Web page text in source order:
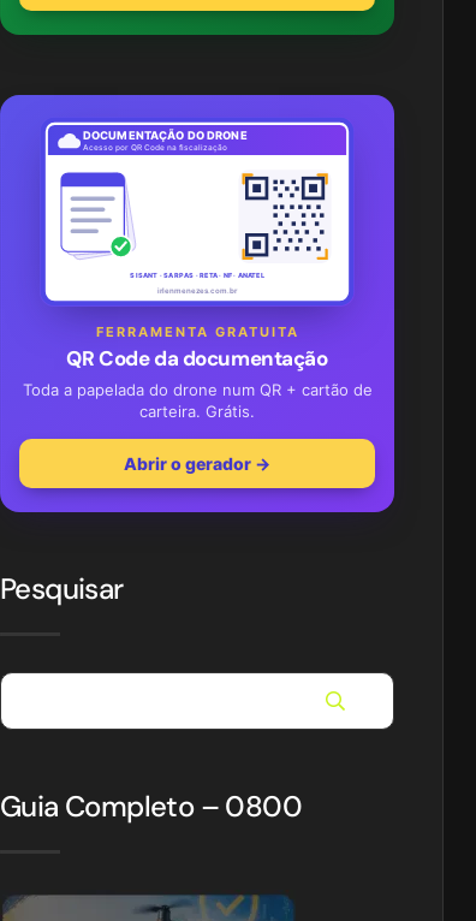
DOCUMENTAÇÃO DO DRONE
Acesso por QR Code na fiscalização
SISANT · SARPAS · RETA · NF · ANATEL
irlenmenezes.com.br
FERRAMENTA GRATUITA
QR Code da documentação
Toda a papelada do drone num QR + cartão de
carteira. Grátis.
Abrir o gerador →
Pesquisar
Guia Completo – 0800